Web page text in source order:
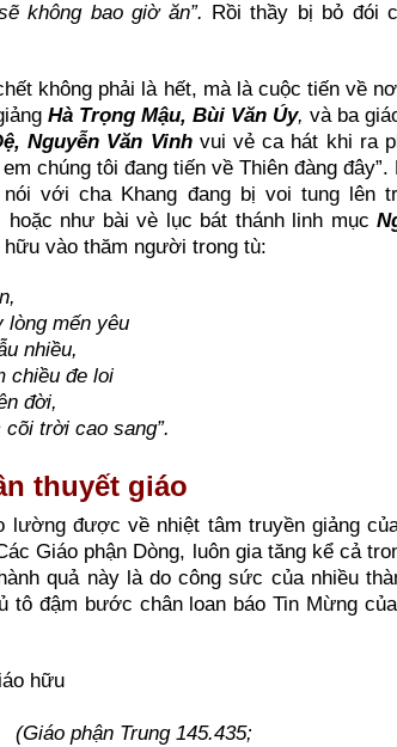
không bao giờ ăn”. Rồi thầy bị bỏ đói
không phải là hết, mà là cuộc tiến về
Hà Trọng Mậu, Bùi Văn Úy, và ba
Nguyễn Văn Vinhvui vẻ ca hát khi ra
chúng tôi đang tiến về Thiên đàng
với cha Khang đang bị voi tung lên
hoặc như bài vè lục bát thánh linh mục
vào thăm người trong tù:
mến yêu
nhiều,
chiều đe loi
đời,
trời cao sang”.
thuyết giáo
lường được về nhiệt tâm truyền giảng
Giáo phận Dòng, luôn gia tăng kể cả
quả này là do công sức của nhiều
tô đậm bước chân loan báo Tin Mừng
hữu
phận Trung 145.435;